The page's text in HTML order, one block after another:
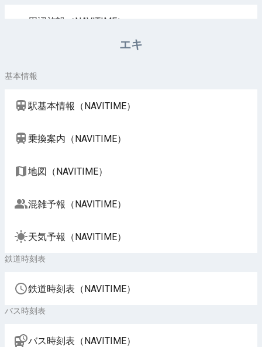
周辺施設（NAVITIME）
エキ
基本情報
駅基本情報（NAVITIME）
乗換案内（NAVITIME）
地図（NAVITIME）
混雑予報（NAVITIME）
天気予報（NAVITIME）
鉄道時刻表
鉄道時刻表（NAVITIME）
バス時刻表
バス時刻表（NAVITIME）